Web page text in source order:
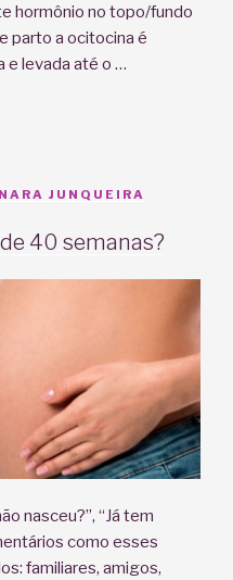
hormônio no topo/fundo
parto a ocitocina é
e levada até o …
JUNQUEIRA
40 semanas?
nasceu?”, “Já tem
como esses
familiares, amigos,